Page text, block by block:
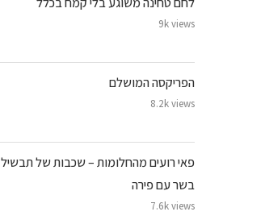
9k views
הפריקסה המושלם
8.2k views
פאי רועים מהחלומות – שכבות של תבשיל
בשר עם פירה
7.6k views